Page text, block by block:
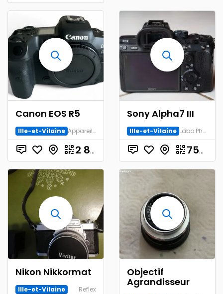
Canon EOS R5
Ille-et-Vilaine Appareil numérique
2 800.00 €
Sony Alpha7 III
Ille-et-Vilaine Labo Photo et Studio
750.00
Nikon Nikkormat
Ille-et-Vilaine Reflex
Objectif
Agrandisseur